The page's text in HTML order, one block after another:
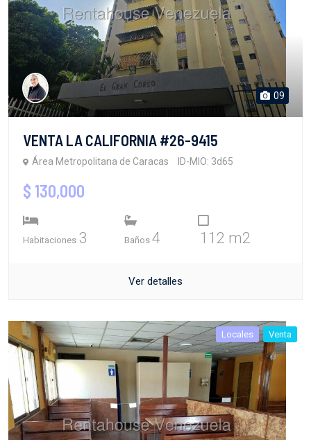
09
VENTA LA CALIFORNIA #26-9415
Área Metropolitana de Caracas ID-MIO: 3d65
$ 130,000
Habitaciones 3 Baños 4 112 m2
Ver detalles
Locales Venta